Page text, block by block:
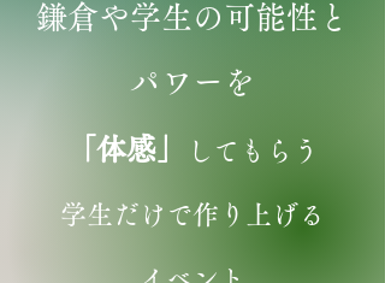
鎌倉や学生の可能性と
パワーを
「体感」 してもらう
学生だけで作り上げる